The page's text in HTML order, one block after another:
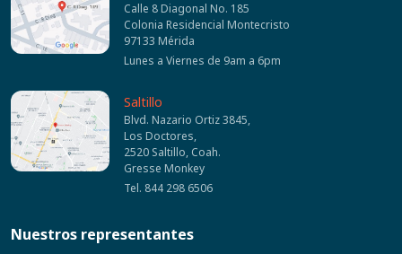
Calle 8 Diagonal No. 185
Colonia Residencial Montecristo
97133 Mérida
Lunes a Viernes de 9am a 6pm
Saltillo
Blvd. Nazario Ortiz 3845,
Los Doctores,
2520 Saltillo, Coah.
Gresse Monkey
Tel. 844 298 6506
Nuestros representantes